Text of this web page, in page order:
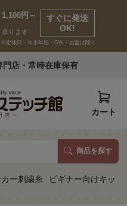
1,100円～
承ります
すぐに発送
OK!
※定休日・年末年始・GW・お盆は除く
店・常時在庫保有
カート
商品を探す
ー刺繍糸 ビギナー向けキット
ゲスト 様